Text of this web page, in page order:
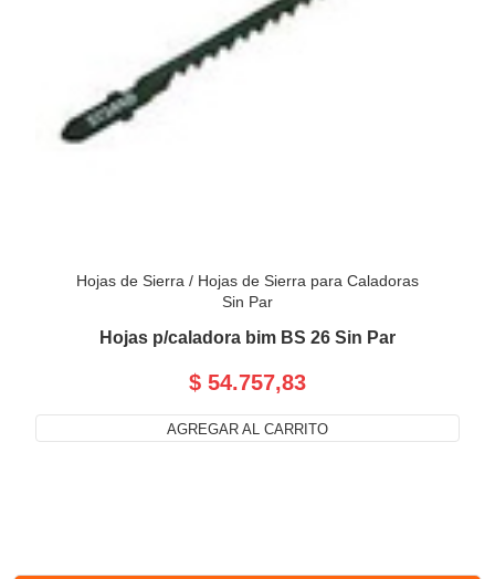
Hojas de Sierra / Hojas de Sierra para Caladoras
Sin Par
Hojas p/caladora bim BS 26 Sin Par
$ 54.757,83
AGREGAR AL CARRITO